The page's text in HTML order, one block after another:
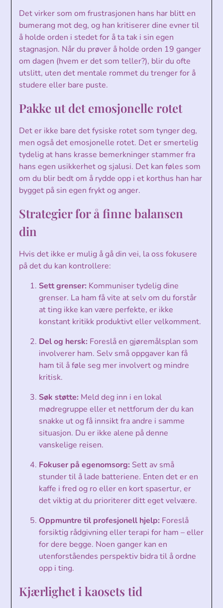
Det virker som om frustrasjonen hans har blitt en
bumerang mot deg, og han kritiserer dine evner til
å holde orden i stedet for å ta tak i sin egen
stagnasjon. Når du prøver å holde orden 19 ganger
om dagen (hvem er det som teller?), blir du ofte
utslitt, uten det mentale rommet du trenger for å
studere eller bare puste.
Pakke ut det emosjonelle rotet
Det er ikke bare det fysiske rotet som tynger deg,
men også det emosjonelle rotet. Det er smertelig
tydelig at hans krasse bemerkninger stammer fra
hans egen usikkerhet og sjalusi. Det kan føles som
om du blir bedt om å rydde opp i et korthus han har
bygget på sin egen frykt og anger.
Strategier for å finne balansen
din
Hvis det ikke er mulig å gå din vei, la oss fokusere
på det du kan kontrollere:
Sett grenser: Kommuniser tydelig dine
grenser. La ham få vite at selv om du forstår
at ting ikke kan være perfekte, er ikke
konstant kritikk produktivt eller velkomment.
Del og hersk: Foreslå en gjøremålsplan som
involverer ham. Selv små oppgaver kan få
ham til å føle seg mer involvert og mindre
kritisk.
Søk støtte: Meld deg inn i en lokal
mødregruppe eller et nettforum der du kan
snakke ut og få innsikt fra andre i samme
situasjon. Du er ikke alene på denne
vanskelige reisen.
Fokuser på egenomsorg: Sett av små
stunder til å lade batteriene. Enten det er en
kaffe i fred og ro eller en kort spasertur, er
det viktig at du prioriterer ditt eget velvære.
Oppmuntre til profesjonell hjelp: Foreslå
forsiktig rådgivning eller terapi for ham – eller
for dere begge. Noen ganger kan en
utenforståendes perspektiv bidra til å ordne
opp i ting.
Kjærlighet i kaosets tid